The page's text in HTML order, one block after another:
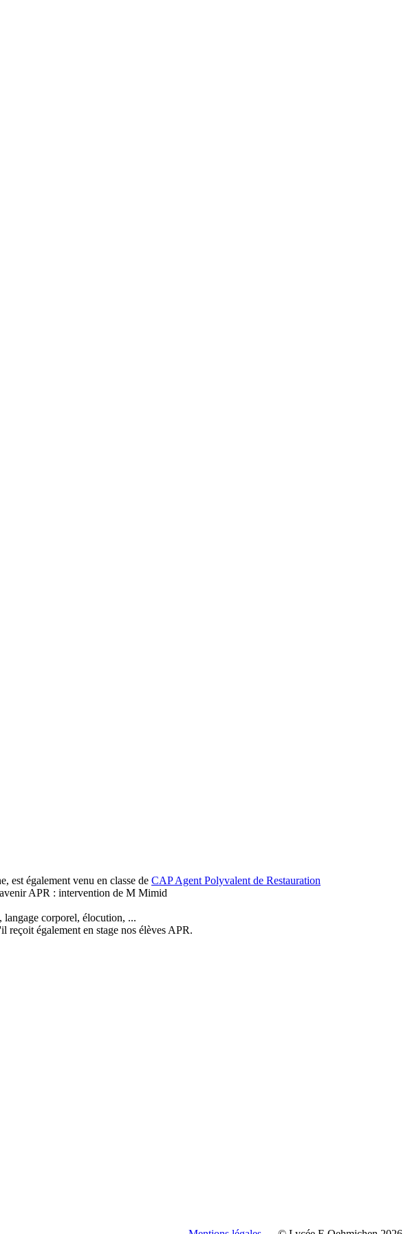
est également venu en classe de CAP Agent Polyvalent de Restauration
langage corporel, élocution, ...
reçoit également en stage nos élèves APR.